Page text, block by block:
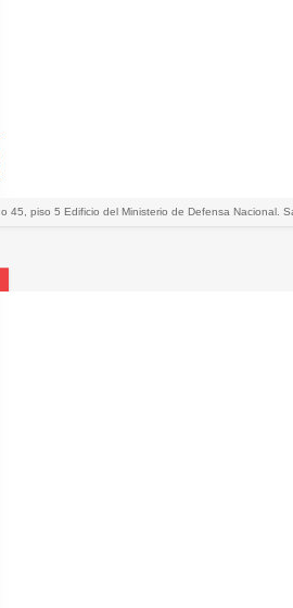
45, piso 5 Edificio del Ministerio de Defensa Nacional.